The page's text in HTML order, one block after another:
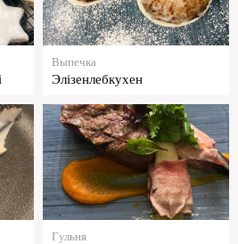
Выпечка
Элізенлебкухен
Гульня